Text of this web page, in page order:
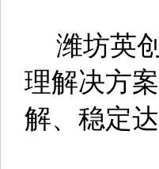
潍坊英
理解决方
解、稳定